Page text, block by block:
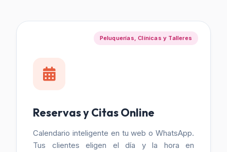
Peluquerías, Clínicas y Talleres
Reservas y Citas Online
Calendario inteligente en tu web o WhatsApp.
Tus clientes eligen el día y la hora en